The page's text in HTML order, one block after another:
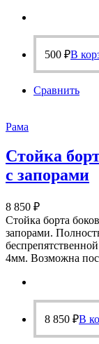
500 ₽В
Сравнить
Рама
Стойка
с запорами
8 850 ₽
Стойка борта
запорами.
4мм. Возможна
8 850 ₽В